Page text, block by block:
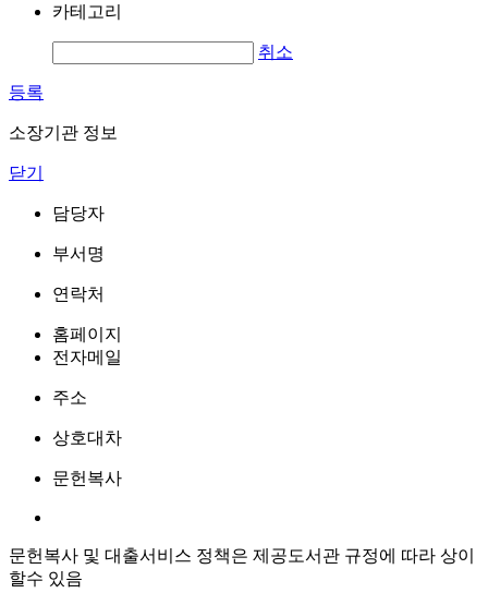
카테고리
취소
등록
소장기관 정보
닫기
담당자
부서명
연락처
홈페이지
전자메일
주소
상호대차
문헌복사
문헌복사 및 대출서비스 정책은 제공도서관 규정에 따라 상이
할수 있음